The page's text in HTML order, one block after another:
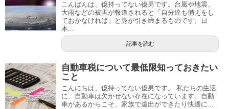
こんばんは、億持ってない億男です。台風や地震、
大雨などの被害が報道されると「自分達も備えをし
ておかなければ」と身が引き締まるものです。日
本...
記事を読む
自動車税について最低限知っておきたい
こと
こんにちは、億持ってない億男です。 私たちの生活
に、自動車は欠かせない存在になっています。自動
車があるからこそ、家族で遠出ができたり快適に...